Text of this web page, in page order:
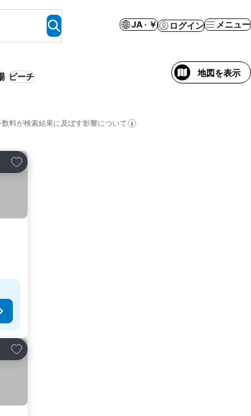
JA · ￥ ログイン メニュー
ビーチ 地図を表示
料が検索結果に及ぼす影響について
ア
お気に入りに追加
ア
お気に入りに追加